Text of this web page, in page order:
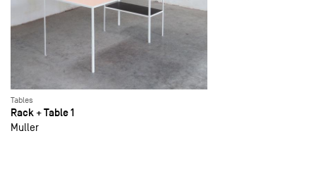
Tables
Rack + Table 1
Muller